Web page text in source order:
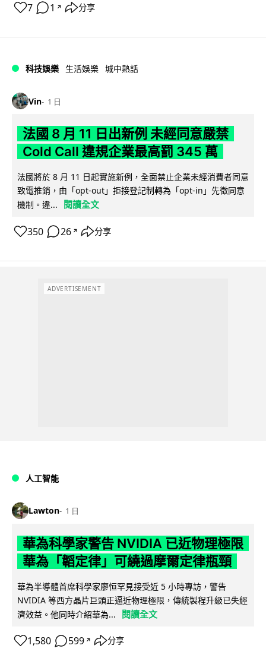
7 1 ↗ 分享
科技娛樂 生活娛樂 城中熱話
Vin 1 日
法國 8 月 11 日出新例 未經同意嚴禁
Cold Call 違規企業最高罰 345 萬
法國將於 8 月 11 日起實施新例，全面禁止企業未經消費者同意
致電推銷，由「opt-out」拒接登記制轉為「opt-in」先徵同意
機制。違...
閱讀全文
350 26 ↗ 分享
ADVERTISEMENT
人工智能
Lawton 1 日
華為科學家警告 NVIDIA 已近物理極限
華為「韜定律」可繞過摩爾定律瓶頸
華為半導體首席科學家廖恒罕見接受近 5 小時專訪，警告
NVIDIA 等西方晶片巨頭正逼近物理極限，傳統製程升級已失經
濟效益。他同時介紹華為...
閱讀全文
1,580 599 ↗ 分享